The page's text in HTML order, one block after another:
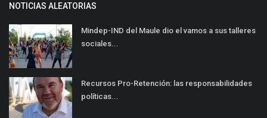
NOTICIAS ALEATORIAS
Mindep-IND del Maule dio el vamos a sus talleres
sociales...
Recursos Pro-Retención: las responsabilidades
políticas...